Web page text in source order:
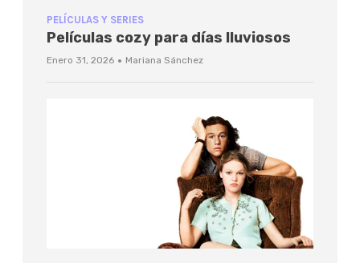
PELÍCULAS Y SERIES
Películas cozy para días lluviosos
Enero 31, 2026 · Mariana Sánchez